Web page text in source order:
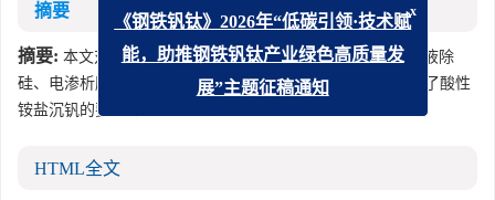
摘要
摘要: 本文对高硅高磷钠化钒渣的净化进行了研究,提出了钒液除
硅、电渗析脱钠、除磷的工艺流程。该工艺净化效果好,满足了酸性
铵盐沉钒的要求,钒损小,有实用价值。
HTML全文
x
《钢铁钒钛》2026年“低碳引领·技术赋
能，助推钢铁钒钛产业绿色高质量发
展”主题征稿通知